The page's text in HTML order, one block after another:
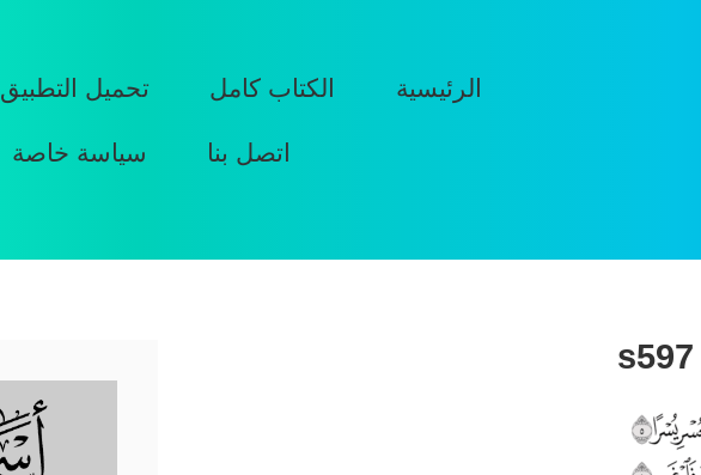
الرئيسية الكتاب كامل تحميل التطبيق
اتصل بنا سياسة خاصة
s597